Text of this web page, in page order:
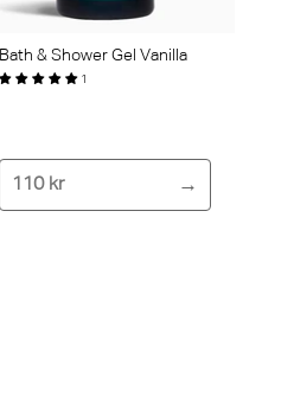
Bath & Shower Gel Vanilla
1
110 kr